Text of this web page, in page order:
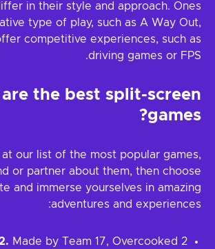
in their style and approach. Ones
type of play, such as A Way Out,
competitive experiences, such as
driving games or FPS.
the best split-screen
games?
our list of the most popular games,
or partner about them, then choose
and immerse yourselves in amazing
adventures and experiences:
Made by Team 17, Overcooked 2